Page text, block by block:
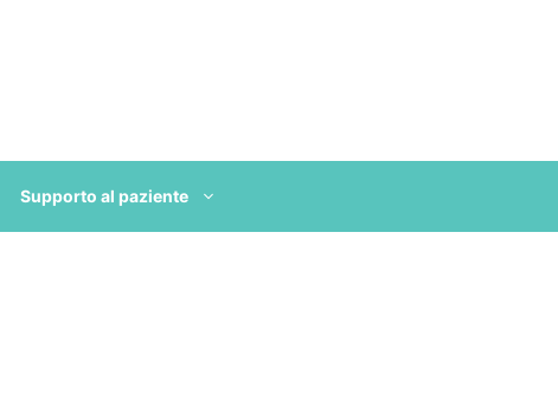
Supporto al paziente